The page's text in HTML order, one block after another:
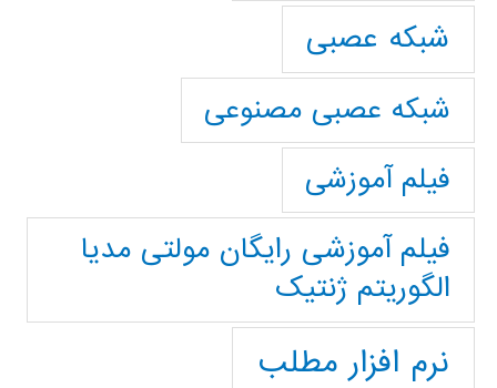
شبکه عصبی
شبکه عصبی مصنوعی
فیلم آموزشی
فیلم آموزشی رایگان مولتی مدیا
الگوریتم ژنتیک
نرم افزار مطلب